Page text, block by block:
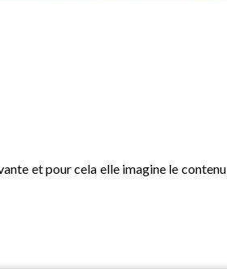
et pour cela elle imagine le